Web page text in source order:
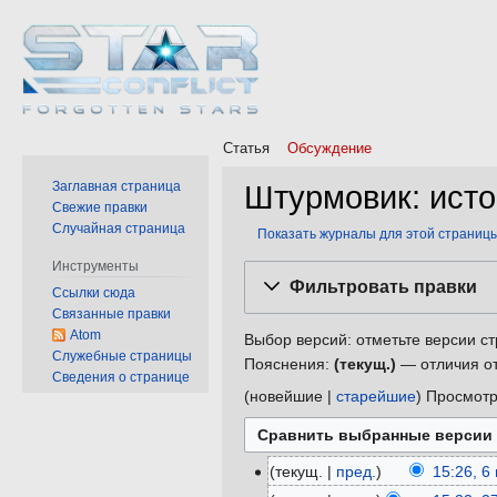
Штурмовик:
Показать журналы для этой
Фильтровать правки
Выбор версий: отметьте версии
Пояснения: (текущ.) — отличия
(новейшие | старейшие)
текущ. пред. 15:26, 6
Статья Обсуждение
Заглавная страница
Свежие правки
Случайная страница
Инструменты
Ссылки сюда
Связанные правки
Atom
Служебные страницы
Сведения о странице